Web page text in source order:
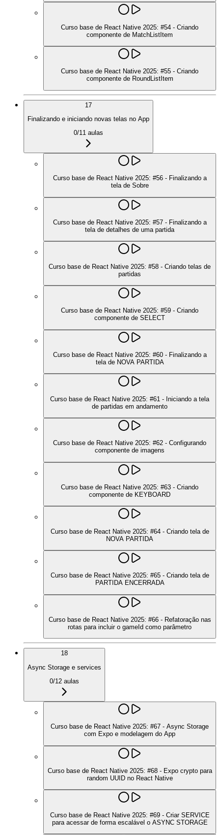
Curso base de React Native 2025: #54 - Criando
componente de MatchListItem
Curso base de React Native 2025: #55 - Criando
componente de RoundListItem
17
Finalizando e iniciando novas telas no App
0/11 aulas
Curso base de React Native 2025: #56 - Finalizando a
tela de Sobre
Curso base de React Native 2025: #57 - Finalizando a
tela de detalhes de uma partida
Curso base de React Native 2025: #58 - Criando telas de
partidas
Curso base de React Native 2025: #59 - Criando
componente de SELECT
Curso base de React Native 2025: #60 - Finalizando a
tela de NOVA PARTIDA
Curso base de React Native 2025: #61 - Iniciando a tela
de partidas em andamento
Curso base de React Native 2025: #62 - Configurando
componente de imagens
Curso base de React Native 2025: #63 - Criando
componente de KEYBOARD
Curso base de React Native 2025: #64 - Criando tela de
NOVA PARTIDA
Curso base de React Native 2025: #65 - Criando tela de
PARTIDA ENCERRADA
Curso base de React Native 2025: #66 - Refatoração nas
rotas para incluir o gameId como parâmetro
18
Async Storage e services
0/12 aulas
Curso base de React Native 2025: #67 - Async Storage
com Expo e modelagem do App
Curso base de React Native 2025: #68 - Expo crypto para
random UUID no React Native
Curso base de React Native 2025: #69 - Criar SERVICE
para acessar de forma escalável o ASYNC STORAGE